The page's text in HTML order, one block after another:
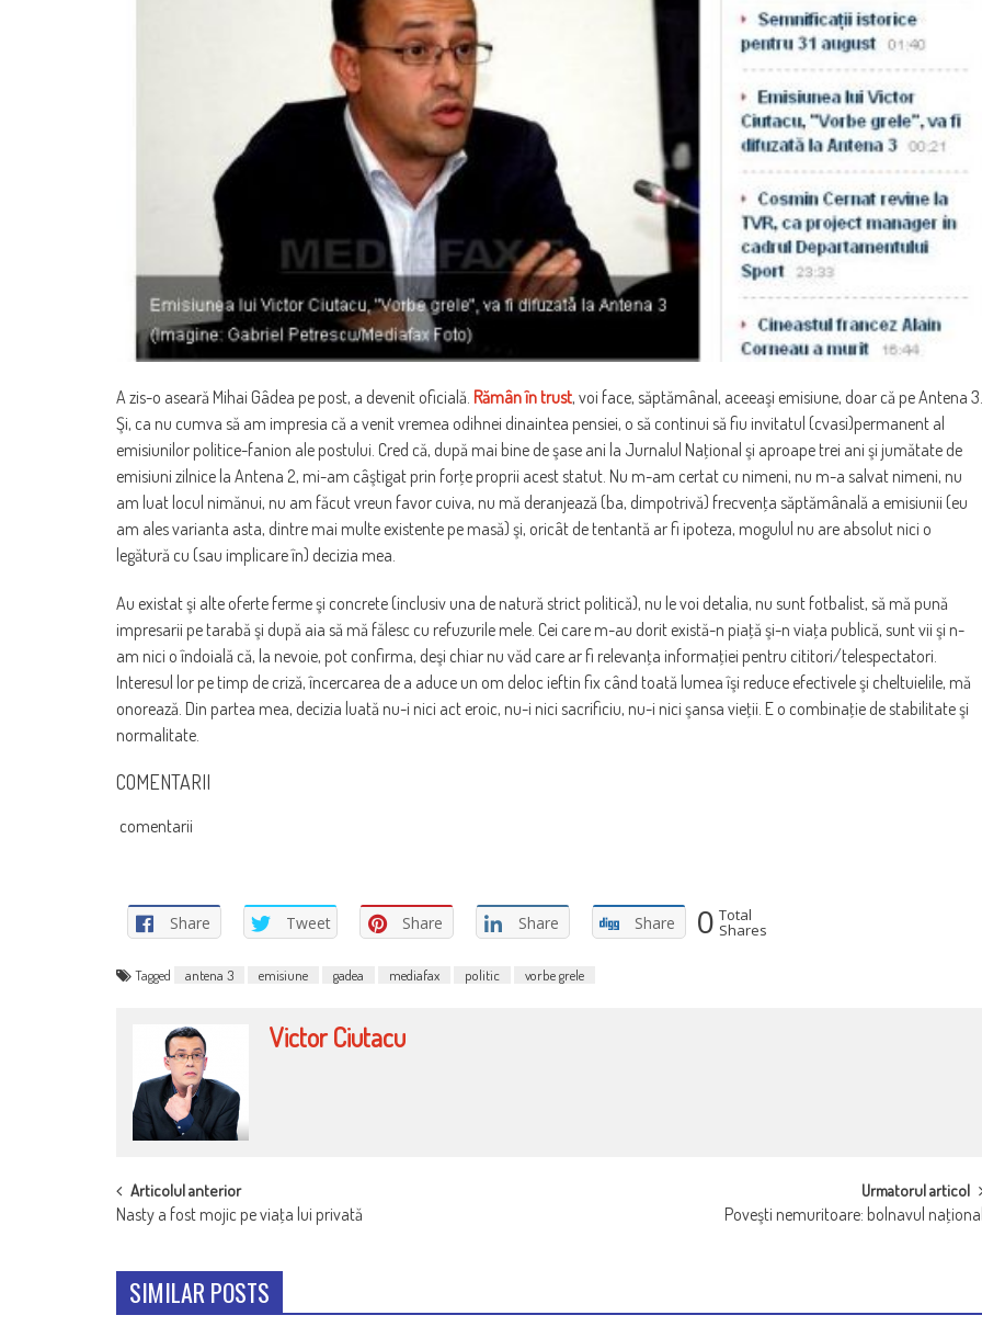
A zis-o aseară Mihai Gâdea pe post, a devenit oficială. Rămân în trust, voi face, săptămânal, aceeaşi emisiune, doar că pe Antena 3.
Şi, ca nu cumva să am impresia că a venit vremea odihnei dinaintea pensiei, o să continui să fiu invitatul (cvasi)permanent al
emisiunilor politice-fanion ale postului. Cred că, după mai bine de şase ani la Jurnalul Naţional şi aproape trei ani şi jumătate de
emisiuni zilnice la Antena 2, mi-am câştigat prin forţe proprii acest statut. Nu m-am certat cu nimeni, nu m-a salvat nimeni, nu
am luat locul nimănui, nu am făcut vreun favor cuiva, nu mă deranjează (ba, dimpotrivă) frecvenţa săptămânală a emisiunii (eu
am ales varianta asta, dintre mai multe existente pe masă) şi, oricât de tentantă ar fi ipoteza, mogulul nu are absolut nici o
legătură cu (sau implicare în) decizia mea.
Au existat şi alte oferte ferme şi concrete (inclusiv una de natură strict politică), nu le voi detalia, nu sunt fotbalist, să mă pună
impresarii pe tarabă şi după aia să mă fălesc cu refuzurile mele. Cei care m-au dorit există-n piaţă şi-n viaţa publică, sunt vii şi n-
am nici o îndoială că, la nevoie, pot confirma, deşi chiar nu văd care ar fi relevanţa informaţiei pentru cititori/telespectatori.
Interesul lor pe timp de criză, încercarea de a aduce un om deloc ieftin fix când toată lumea îşi reduce efectivele şi cheltuielile, mă
onorează. Din partea mea, decizia luată nu-i nici act eroic, nu-i nici sacrificiu, nu-i nici şansa vieţii. E o combinaţie de stabilitate şi
normalitate.
COMENTARII
comentarii
Share Tweet Share Share Share 0 Total
Shares
Tagged antena 3 emisiune gadea mediafax politic vorbe grele
Victor Ciutacu
POST
NAVIGATION
Articolul anterior
Nasty a fost mojic pe viaţa lui privată
Urmatorul articol
Poveşti nemuritoare: bolnavul
SIMILAR POSTS